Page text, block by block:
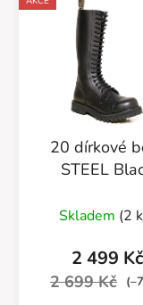
20 dírkové
STEEL
Skladem (2
2 499 Kč
2 699 Kč